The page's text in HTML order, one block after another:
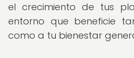
el crecimiento de tus
entorno que beneficie
como a tu bienestar